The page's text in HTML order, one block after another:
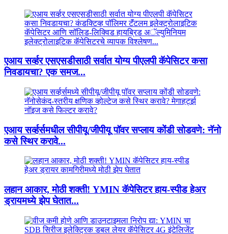
एआय सर्व्हर एसएसडीसाठी सर्वात योग्य पीएलपी कॅपेसिटर कसा
निवडायचा? एक समज...
एआय सर्व्हर्समधील सीपीयू/जीपीयू पॉवर सप्लाय कोंडी सोडवणे: नॅनो
कसे स्थिर करावे...
लहान आकार, मोठी शक्ती! YMIN कॅपेसिटर हाय-स्पीड हेअर
ड्रायमध्ये झेप घेतात...